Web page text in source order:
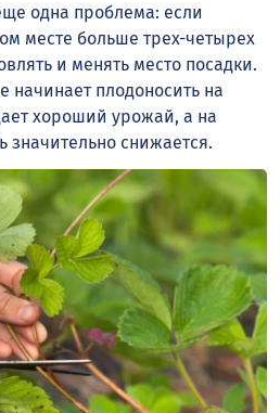
одна проблема: если
месте больше трех-четырех
и менять место посадки.
начинает плодоносить на
хороший урожай, а на
значительно снижается.